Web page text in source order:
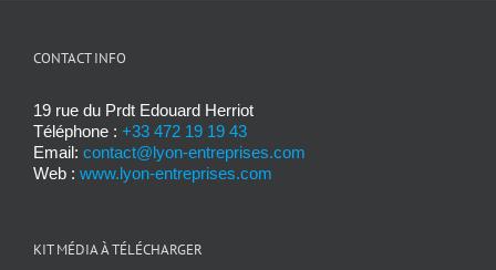
CONTACT INFO
19 rue du Prdt Edouard Herriot
Téléphone : +33 472 19 19 43
Email: contact@lyon-entreprises.com
Web : www.lyon-entreprises.com
KIT MÉDIA À TÉLÉCHARGER